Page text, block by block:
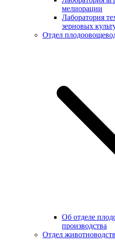
мелиорации
Лаборатория
зерновых
Отдел
Об отделе
производства
Отдел